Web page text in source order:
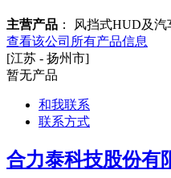
主营产品 ： 风挡式HUD及
查看该公司所有产品信息
[江苏 - 扬州市]
暂无产品
和我联系
联系方式
合力泰科技股份有